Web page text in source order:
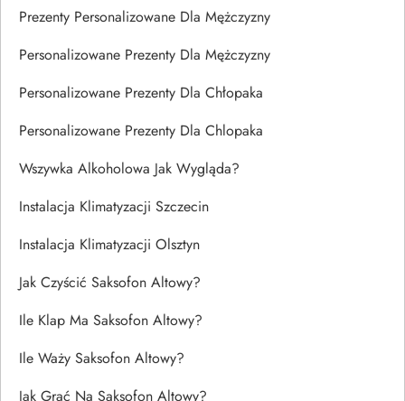
Prezenty Personalizowane Dla Mężczyzny
Personalizowane Prezenty Dla Mężczyzny
Personalizowane Prezenty Dla Chłopaka
Personalizowane Prezenty Dla Chlopaka
Wszywka Alkoholowa Jak Wygląda?
Instalacja Klimatyzacji Szczecin
Instalacja Klimatyzacji Olsztyn
Jak Czyścić Saksofon Altowy?
Ile Klap Ma Saksofon Altowy?
Ile Waży Saksofon Altowy?
Jak Grać Na Saksofon Altowy?